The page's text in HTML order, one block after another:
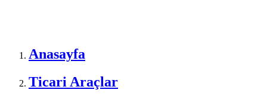
Anasayfa
Ticari Araçlar